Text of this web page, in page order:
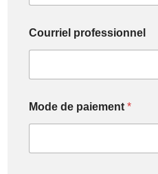
Courriel professionnel
Mode de paiement*